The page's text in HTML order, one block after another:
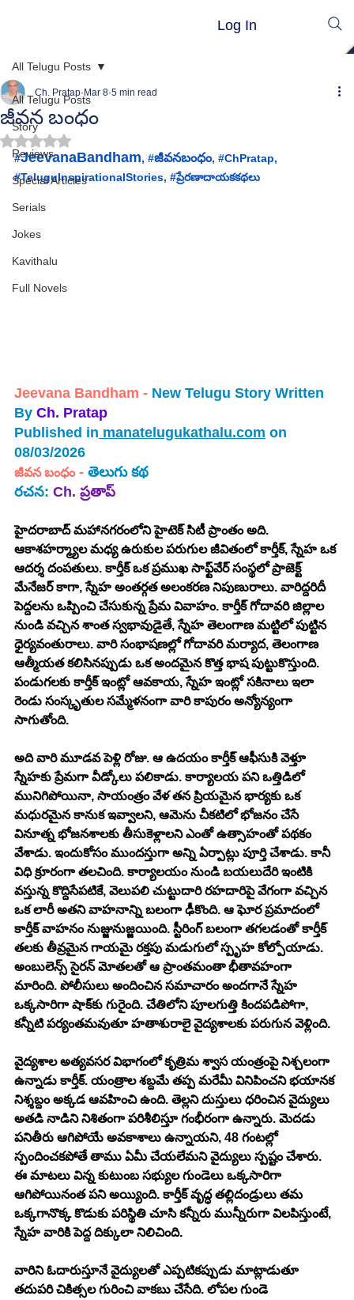
Log In
All Telugu Posts
Story
Reviews
Special Articles
Serials
Jokes
Kavithalu
Full Novels
All Telugu Posts
జీవన బంధం
Ch. Pratap Mar 8 5 min read
Rated NaN out of 5 stars.
#JeevanaBandham, #జీవనబంధం, #ChPratap,
#TeluguInspirationalStories, #ప్రేరణాదాయకకథలు
Jeevana Bandham - New Telugu Story Written
By Ch. Pratap
Published in manatelugukathalu.com on
08/03/2026
జీవన బంధం - తెలుగు కథ
రచన: Ch. ప్రతాప్
హైదరాబాద్ మహానగరంలోని హైటెక్ సిటీ ప్రాంతం అది.
ఆకాశహర్మ్యాల మధ్య ఉరుకుల పరుగుల జీవితంలో కార్తీక్, స్నేహ ఒక
ఆదర్శ దంపతులు. కార్తీక్ ఒక ప్రముఖ సాఫ్ట్‌వేర్ సంస్థలో ప్రాజెక్ట్
మేనేజర్ కాగా, స్నేహ అంతర్గత అలంకరణ నిపుణురాలు. వారిద్దరిదీ
పెద్దలను ఒప్పించి చేసుకున్న ప్రేమ వివాహం. కార్తీక్ గోదావరి జిల్లాల
నుండి వచ్చిన శాంత స్వభావుడైతే, స్నేహ తెలంగాణ మట్టిలో పుట్టిన
ధైర్యవంతురాలు. వారి సంభాషణల్లో గోదావరి మర్యాద, తెలంగాణ
ఆత్మీయత కలిసినప్పుడు ఒక అందమైన కొత్త భాష పుట్టుకొస్తుంది.
పండుగలకు కార్తీక్ ఇంట్లో ఆవకాయ, స్నేహ ఇంట్లో సకినాలు ఇలా
రెండు సంస్కృతుల సమ్మేళనంగా వారి కాపురం అన్యోన్యంగా
సాగుతోంది.
అది వారి మూడవ పెళ్లి రోజు. ఆ ఉదయం కార్తీక్ ఆఫీసుకి వెళ్తూ
స్నేహకు ప్రేమగా వీడ్కోలు పలికాడు. కార్యాలయ పని ఒత్తిడిలో
మునిగిపోయినా, సాయంత్రం వేళ తన ప్రియమైన భార్యకు ఒక
మధురమైన కానుక ఇవ్వాలని, ఆమెను చీకటిలో భోజనం చేసే
వినూత్న భోజనశాలకు తీసుకెళ్లాలని ఎంతో ఉత్సాహంతో పథకం
వేశాడు. ఇందుకోసం ముందస్తుగా అన్ని ఏర్పాట్లు పూర్తి చేశాడు. కానీ
విధి క్రూరంగా తలచింది. కార్యాలయం నుండి బయలుదేరి ఇంటికి
వస్తున్న కొద్దిసేపటికే, వెలుపలి చుట్టుదారి రహదారిపై వేగంగా వచ్చిన
ఒక లారీ అతని వాహనాన్ని బలంగా ఢీకొంది. ఆ ఘోర ప్రమాదంలో
కార్తీక్ వాహనం నుజ్జునుజ్జయింది. స్టీరింగ్ బలంగా తగలడంతో కార్తీక్
తలకు తీవ్రమైన గాయమై రక్తపు మడుగులో స్పృహ కోల్పోయాడు.
అంబులెన్స్ సైరన్ మోతలతో ఆ ప్రాంతమంతా భీతావహంగా
మారింది. పోలీసులు అందించిన సమాచారం అందగానే స్నేహ
ఒక్కసారిగా షాక్‌కు గురైంది. చేతిలోని పూలగుత్తి కిందపడిపోగా,
కన్నీటి పర్యంతమవుతూ హతాశురాలై వైద్యశాలకు పరుగున వెళ్లింది.
వైద్యశాల అత్యవసర విభాగంలో కృత్రిమ శ్వాస యంత్రంపై నిశ్చలంగా
ఉన్నాడు కార్తీక్. యంత్రాల శబ్దమే తప్ప మరేమీ వినిపించని భయానక
నిశ్శబ్దం అక్కడ ఆవహించి ఉంది. తెల్లని దుస్తులు ధరించిన వైద్యులు
అతడి నాడిని నిశితంగా పరిశీలిస్తూ గంభీరంగా ఉన్నారు. మెదడు
పనితీరు ఆగిపోయే అవకాశాలు ఉన్నాయని, 48 గంటల్లో
స్పందించకపోతే తాము ఏమీ చేయలేమని వైద్యులు స్పష్టం చేశారు.
ఈ మాటలు విన్న కుటుంబ సభ్యుల గుండెలు ఒక్కసారిగా
ఆగిపోయినంత పని అయ్యింది. కార్తీక్ వృద్ధ తల్లిదండ్రులు తమ
ఒక్కగానొక్క కొడుకు పరిస్థితి చూసి కన్నీరు మున్నీరుగా విలపిస్తుంటే,
స్నేహ వారికి పెద్ద దిక్కులా నిలిచింది.
వారిని ఓదారుస్తూనే వైద్యులతో ఎప్పటికప్పుడు మాట్లాడుతూ
తదుపరి చికిత్సల గురించి వాకబు చేసేది. లోపల గుండె